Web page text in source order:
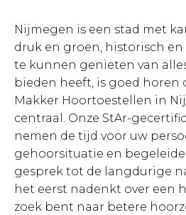
Nijmegen is een stad met
druk en groen, historisch
te kunnen genieten van
bieden heeft, is goed horen
Makker Hoortoestellen in
centraal. Onze StAr-
nemen de tijd voor uw
gehoorsituatie en
gesprek tot de langdurige
het eerst nadenkt over een
zoek bent naar betere